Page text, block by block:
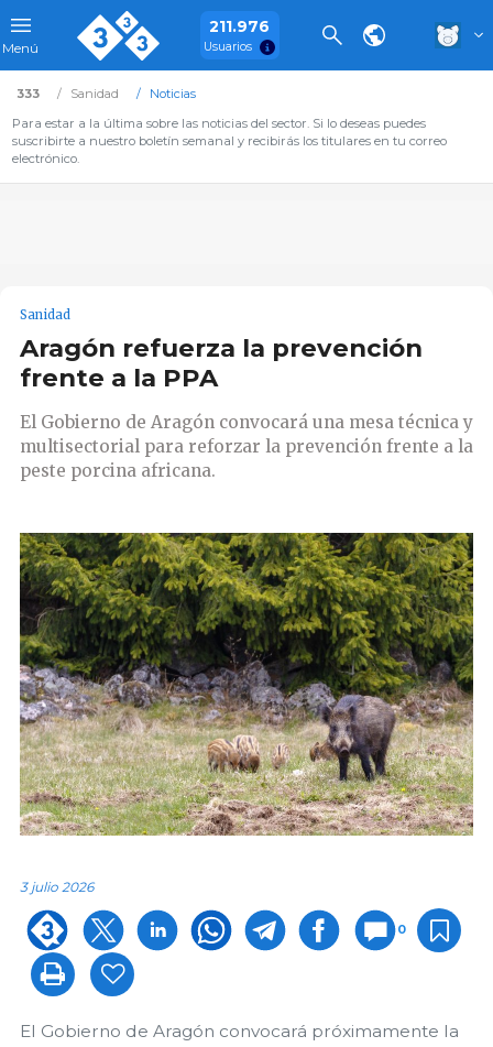
Menú
211.976
Usuarios
333 Sanidad
Noticias
Para estar a la última sobre las noticias del sector. Si lo deseas puedes
suscribirte a nuestro boletín semanal y recibirás los titulares en tu correo
electrónico.
Sanidad
Aragón refuerza la prevención
frente a la PPA
El Gobierno de Aragón convocará una mesa técnica y
multisectorial para reforzar la prevención frente a la
peste porcina africana.
3 julio 2026
0
El Gobierno de Aragón convocará próximamente la